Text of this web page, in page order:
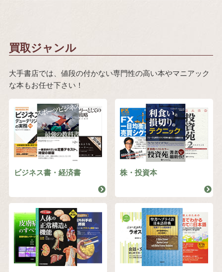
買取ジャンル
大手書店では、値段の付かない専門性の高い本やマニアック
な本もお任せ下さい！
ビジネス書・経済書 株・投資本